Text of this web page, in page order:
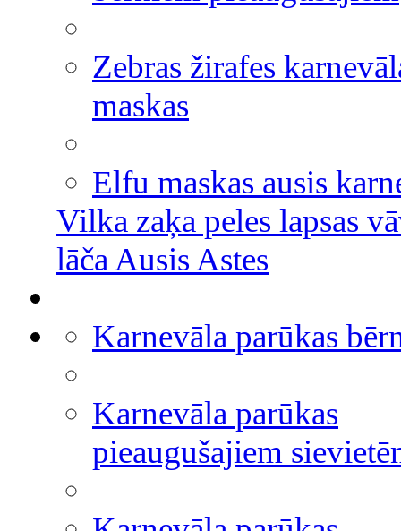
Zebras žirafes
maskas
Elfu maskas ausis
Vilka zaķa peles lapsas
lāča Ausis Astes
Karnevāla parūkas
Karnevāla parūkas
pieaugušajiem